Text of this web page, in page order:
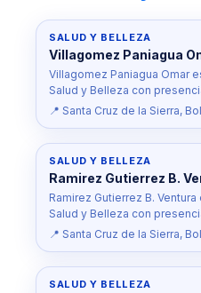
SALUD Y BELLEZA
Villagomez Paniagua
Villagomez Paniagua Omar
Salud y Belleza con
📍 Santa Cruz de la Sierra,
SALUD Y BELLEZA
Ramirez Gutierrez B.
Ramirez Gutierrez B.
Salud y Belleza con
📍 Santa Cruz de la Sierra,
SALUD Y BELLEZA